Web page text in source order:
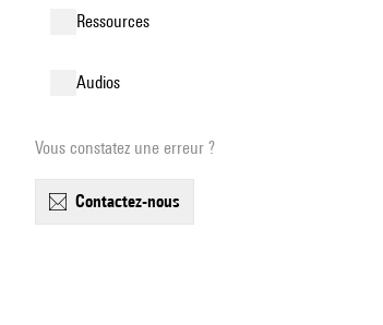
ressources
audios
Vous constatez une erreur ?
contactez-nous